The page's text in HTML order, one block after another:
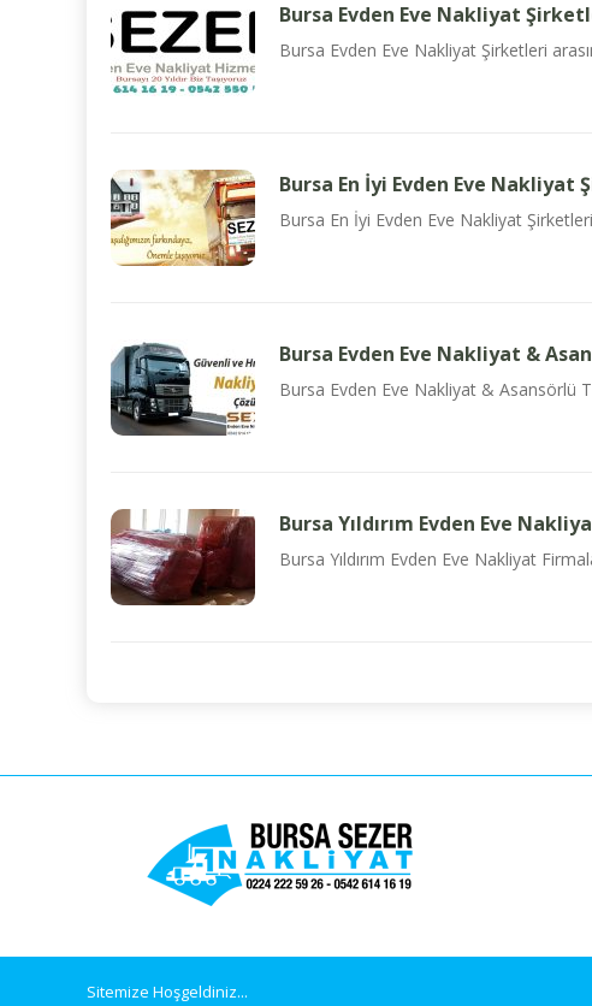
Bursa Evden Eve Nakliyat
Bursa Evden Eve Nakliyat Şirketleri
Bursa En İyi Evden Eve Nakliyat
Bursa En İyi Evden Eve Nakliyat
Bursa Evden Eve Nakliyat &
Bursa Evden Eve Nakliyat & Asansörlü
Bursa Yıldırım Evden Eve
Bursa Yıldırım Evden Eve Nakliyat
Sitemize Hoşgeldiniz...